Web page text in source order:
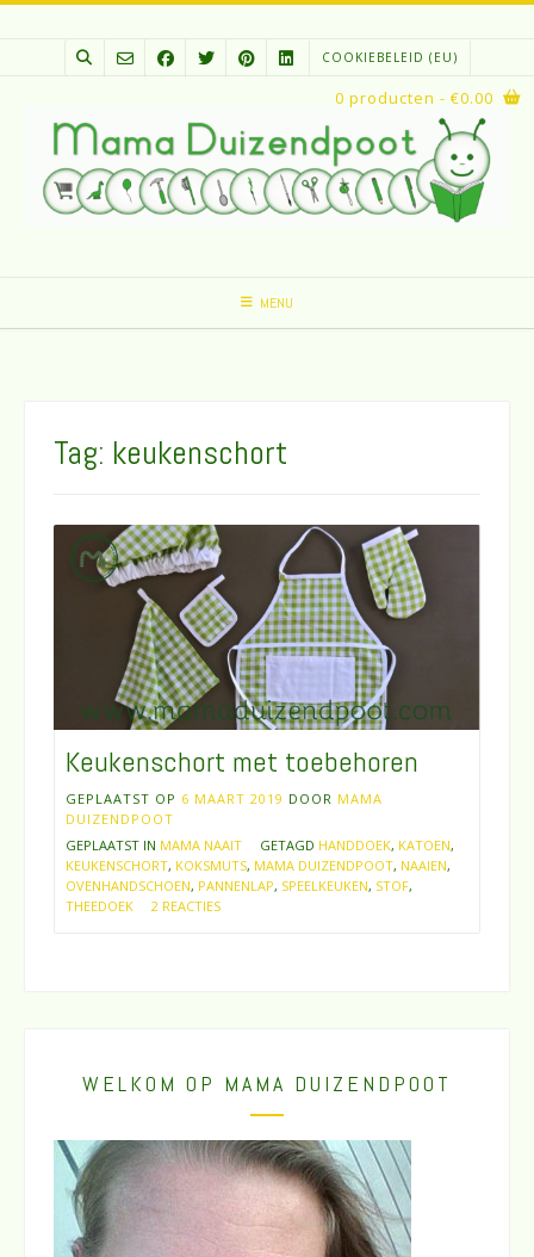
Spring
COOKIEBELEID (EU)
MENU
0 producten - €0.00
Tag: keukenschort
Keukenschort met toebehoren
GEPLAATST OP 6 MAART 2019 DOOR MAMA
DUIZENDPOOT
GEPLAATST IN MAMA NAAIT GETAGD HANDDOEK, KATOEN,
KEUKENSCHORT, KOKSMUTS, MAMA DUIZENDPOOT, NAAIEN,
OVENHANDSCHOEN, PANNENLAP, SPEELKEUKEN, STOF,
THEEDOEK
2 REACTIES
WELKOM OP MAMA DUIZENDPOOT